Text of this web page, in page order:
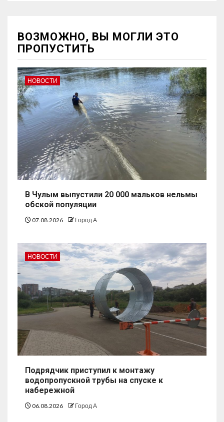
ВОЗМОЖНО, ВЫ МОГЛИ ЭТО
ПРОПУСТИТЬ
НОВОСТИ
В Чулым выпустили 20 000 мальков нельмы
обской популяции
07.08.2026 Город А
НОВОСТИ
Подрядчик приступил к монтажу
водопропускной трубы на спуске к
набережной
06.08.2026 Город А